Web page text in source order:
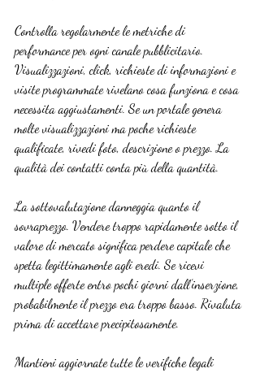
Controlla regolarmente le metriche di
performance per ogni canale pubblicitario.
Visualizzazioni, click, richieste di informazioni e
visite programmate rivelano cosa funziona e cosa
necessita aggiustamenti. Se un portale genera
molte visualizzazioni ma poche richieste
qualificate, rivedi foto, descrizione o prezzo. La
qualità dei contatti conta più della quantità.
La sottovalutazione danneggia quanto il
sovraprezzo. Vendere troppo rapidamente sotto il
valore di mercato significa perdere capitale che
spetta legittimamente agli eredi. Se ricevi
multiple offerte entro pochi giorni dall’inserzione,
probabilmente il prezzo era troppo basso. Rivaluta
prima di accettare precipitosamente.
Mantieni aggiornate tutte le verifiche legali